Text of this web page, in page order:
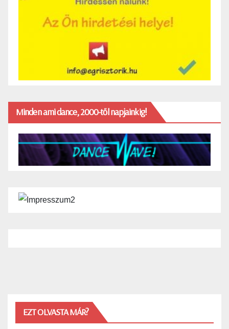
Minden ami dance, 2000-től napjainkig!
EZT OLVASTA MÁR?